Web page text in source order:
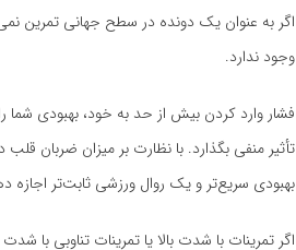
اگر به عنوان یک دونده در سطح جهانی تمرین
وجود ندارد.
فشار وارد کردن بیش از حد به خود، بهبودی
تأثیر منفی بگذارد. با نظارت بر میزان ضربان
بهبودی سریع‌تر و یک روال ورزشی ثابت‌تر اجازه